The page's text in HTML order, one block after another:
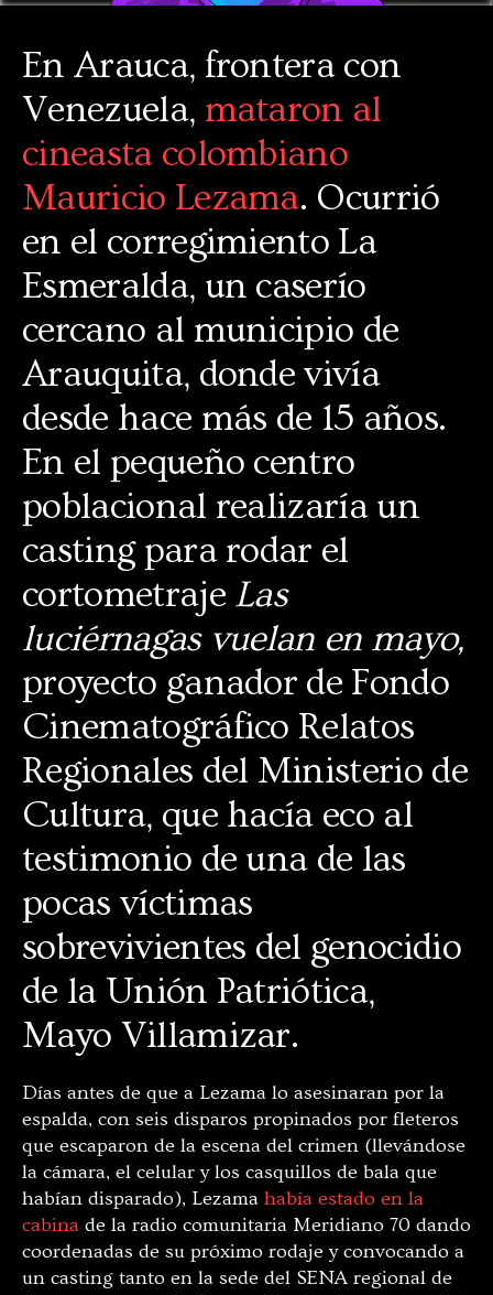
En Arauca, frontera con
Venezuela, mataron al
cineasta colombiano
Mauricio Lezama. Ocurrió
en el corregimiento La
Esmeralda, un caserío
cercano al municipio de
Arauquita, donde vivía
desde hace más de 15 años.
En el pequeño centro
poblacional realizaría un
casting para rodar el
cortometrajeLas
luciérnagas vuelan en mayo,
proyecto ganador de Fondo
Cinematográfico Relatos
Regionales del Ministerio de
Cultura, que hacía eco al
testimonio de una de las
pocas víctimas
sobrevivientes del genocidio
de la Unión Patriótica,
Mayo Villamizar.
Días antes de que a Lezama lo asesinaran por la
espalda, con seis disparos propinados por fleteros
que escaparon de la escena del crimen (llevándose
la cámara, el celular y los casquillos de bala que
habían disparado), Lezama había estado en la
cabina de la radio comunitaria Meridiano 70 dando
coordenadas de su próximo rodaje y convocando a
un casting tanto en la sede del SENA regional de